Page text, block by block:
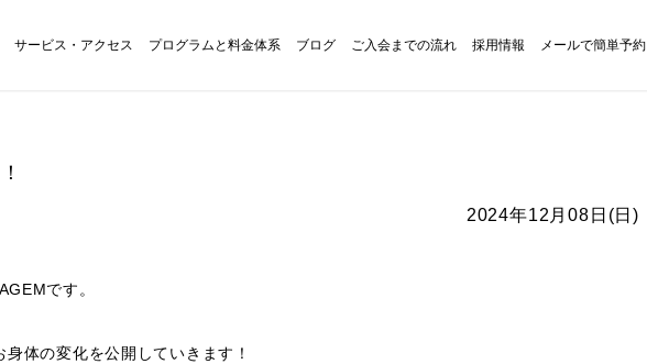
サービス・アクセス プログラムと料金体系 ブログ ご入会までの流れ 採用情報 メールで簡単予約
2024年12月08日(日)
です。
体の変化を公開していきます！